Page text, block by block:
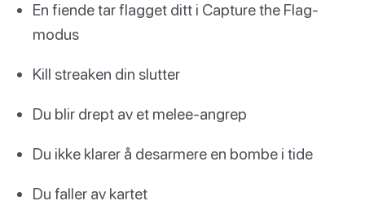
En fiende tar flagget ditt i Capture the Flag-
modus
Kill streaken din slutter
Du blir drept av et melee-angrep
Du ikke klarer å desarmere en bombe i tide
Du faller av kartet